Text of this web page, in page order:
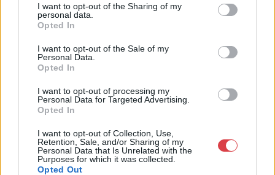
I want to opt-out of the Sharing of my
personal data.
Opted In
I want to opt-out of the Sale of my
Personal Data.
Opted In
I want to opt-out of processing my
Personal Data for Targeted Advertising.
Opted In
I want to opt-out of Collection, Use,
Retention, Sale, and/or Sharing of my
Personal Data that Is Unrelated with the
Purposes for which it was collected.
Opted Out
műkereskedelem meghatározó szereplője. A 2007-ben
megújult BÁV Aukciósház mára a magyarországi
műkereskedelem egyik legfontosabb színterévé, kereskedelmi
műkereskedelmi üzlethálózatával rendelkező BÁV ZRt.
felkészült munkatársai a hét hat napján állnak a műtárgyat
GALÉRIA TOVÁBBI MŰTÁRGYAI